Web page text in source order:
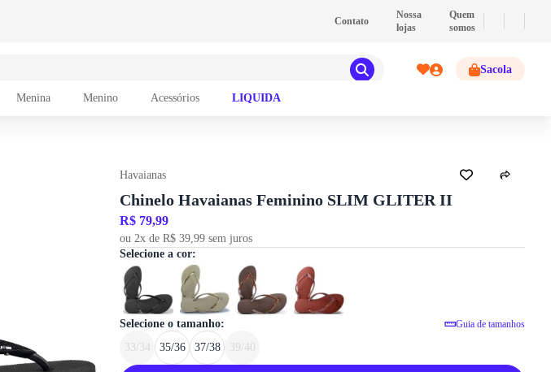
PIX - Pague com PIX e ganhe 2% de
Contato
Nossa
lojas
Quem
somos
Sacola
Menina Menino Acessórios LIQUIDA
Havaianas
Chinelo Havaianas Feminino SLIM GLITER II
R$ 79,99
ou 2x de R$ 39,99 sem juros
Selecione a cor:
Selecione o tamanho: Guia de tamanhos
GUIA DE TAMANHOS
Chinelo Havaianas Feminino SLIM
33/34 35/36 37/38 39/40